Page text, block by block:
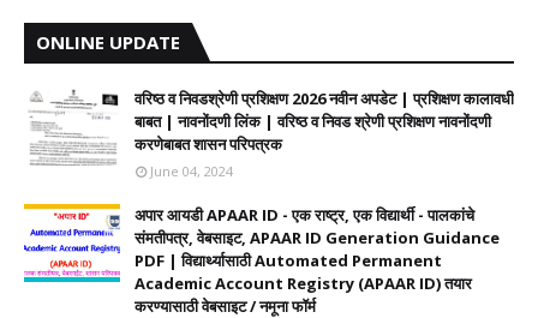
ONLINE UPDATE
वरिष्ठ व निवडश्रेणी प्रशिक्षण 2026 नवीन अपडेट | प्रशिक्षण कालावधी‌
बाबत | नावनोंदणी लिंक | वरिष्ठ व निवड श्रेणी प्रशिक्षण नावनोंदणी
करणेबाबत शासन परिपत्रक
June 04, 2024
अपार आयडी APAAR ID - एक राष्ट्र, एक विद्यार्थी - पालकांचे
संमतीपत्र, वेबसाइट, APAAR ID Generation Guidance
PDF | विद्यार्थ्यासाठी Automated Permanent
Academic Account Registry (APAAR ID) तयार
करण्यासाठी वेबसाइट / नमूना फॉर्म